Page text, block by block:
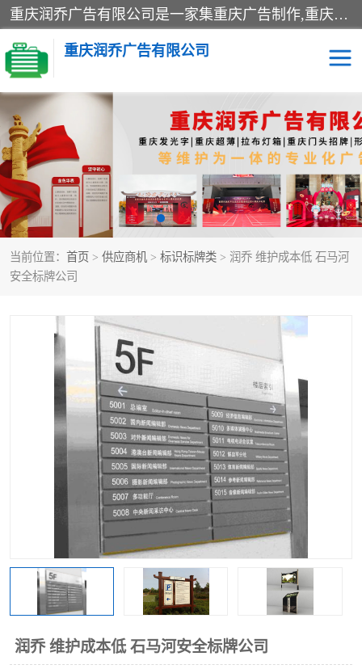
重庆润乔广告有限公司是一家集重庆广告制作,重庆标识标牌,亚克力发光字,led发光字,树脂发光字,超薄灯箱,拉布灯箱,吸塑灯箱,门头招牌,企业形象墙,写真喷绘,x展架,拉网展架,广告展架,条幅,锦旗设计,制作,施工,维护为一体的专业化广告公司.
重庆润乔广告有限公司
当前位置： 首页 > 供应商机 > 标识标牌类 > 润乔 维护成本低 石马河
安全标牌公司
润乔 维护成本低 石马河安全标牌公司
招牌类 发光字类
灯箱类 形象墙类
标识标牌类 写真喷绘类
展架 条幅